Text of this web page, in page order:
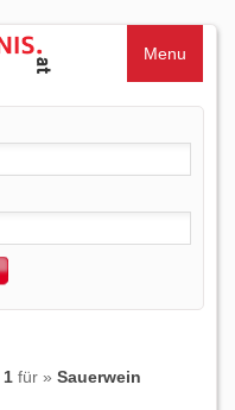
Menu
1 für » Sauerwein